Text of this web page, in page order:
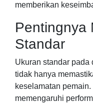
memberikan
Pentingnya
Standar
Ukuran standar
tidak hanya
keselamatan
memengaruhi